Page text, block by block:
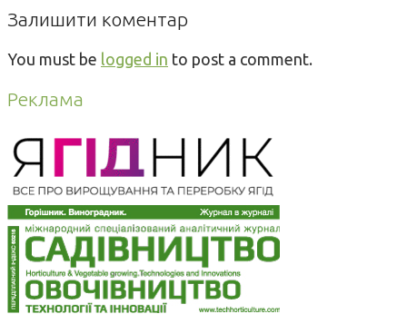
Залишити коментар
You must be logged in to post a comment.
Реклама